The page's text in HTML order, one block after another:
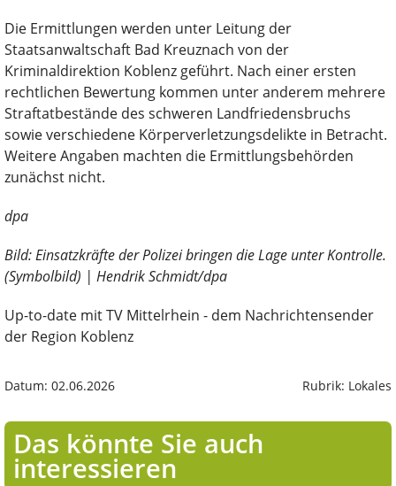
Die Ermittlungen werden unter Leitung der
Staatsanwaltschaft Bad Kreuznach von der
Kriminaldirektion Koblenz geführt. Nach einer ersten
rechtlichen Bewertung kommen unter anderem mehrere
Straftatbestände des schweren Landfriedensbruchs
sowie verschiedene Körperverletzungsdelikte in Betracht.
Weitere Angaben machten die Ermittlungsbehörden
zunächst nicht.
dpa
Bild: Einsatzkräfte der Polizei bringen die Lage unter Kontrolle.
(Symbolbild) | Hendrik Schmidt/dpa
Up-to-date mit TV Mittelrhein - dem Nachrichtensender
der Region Koblenz
Datum: 02.06.2026 Rubrik: Lokales
Das könnte Sie auch
interessieren